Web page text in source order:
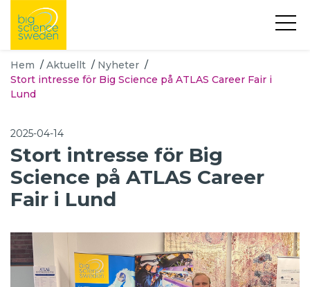
Hem / Aktuellt / Nyheter /
Stort intresse för Big Science på ATLAS Career Fair i
Lund
2025-04-14
Stort intresse för Big
Science på ATLAS Career
Fair i Lund